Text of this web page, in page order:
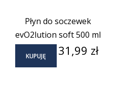
Płyn do soczewek
evO2lution soft 500 ml
KUPUJĘ Cena
31,99 zł